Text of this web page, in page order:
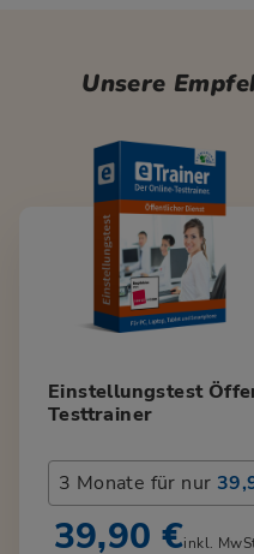
Unsere
Einstellungstest
Testtrainer
3 Monate für nur
39,90 €inkl.